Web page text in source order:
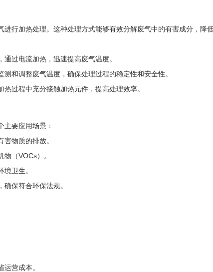
进行加热处理。这种处理方式能够有效分解废气中的有害成分，降
过电流加热，迅速提高废气温度。
和调整废气温度，确保处理过程的稳定性和安全性。
热过程中充分接触加热元件，提高处理效率。
主要应用场景：
害物质的排放。
（VOCs）。
卫生。
确保符合环保法规。
营成本。